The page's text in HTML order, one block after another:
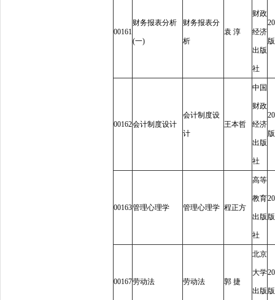
00161
财务报表分析
(一)
财务报表分
析
袁 淳
财政
经济
出版
社
版
00162会计制度设计
会计制度设
计
王本哲
中国
财政
经济
出版
社
版
00163管理心理学 管理心理学 程正方
高等
教育
出版
社
版
00167劳动法 劳动法 郭 捷
北京
大学
出版版